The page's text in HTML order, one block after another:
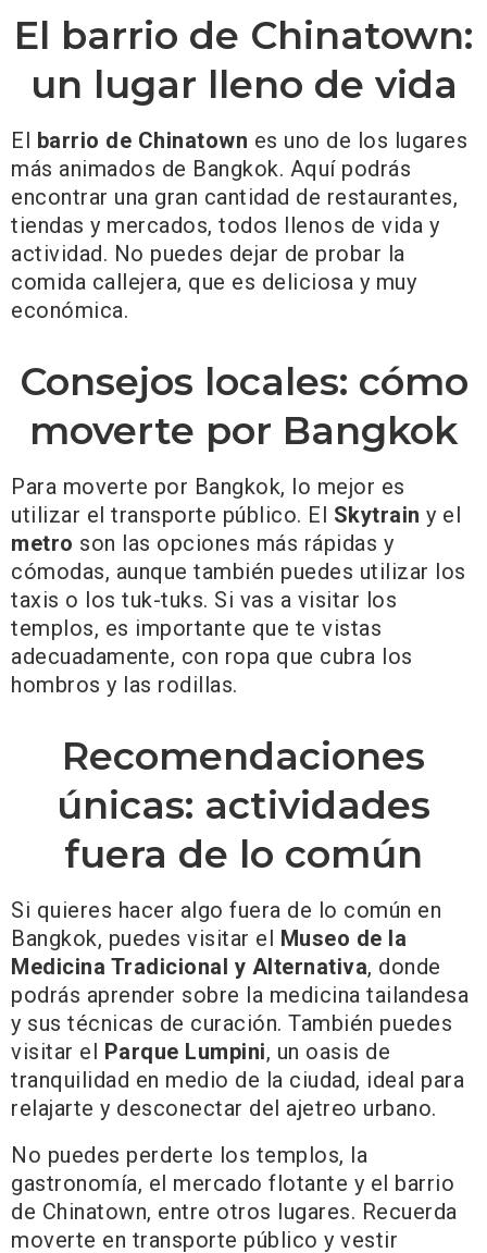
El barrio de Chinatown:
un lugar lleno de vida
El barrio de Chinatown es uno de los lugares
más animados de Bangkok. Aquí podrás
encontrar una gran cantidad de restaurantes,
tiendas y mercados, todos llenos de vida y
actividad. No puedes dejar de probar la
comida callejera, que es deliciosa y muy
económica.
Consejos locales: cómo
moverte por Bangkok
Para moverte por Bangkok, lo mejor es
utilizar el transporte público. El Skytrain y el
metro son las opciones más rápidas y
cómodas, aunque también puedes utilizar los
taxis o los tuk-tuks. Si vas a visitar los
templos, es importante que te vistas
adecuadamente, con ropa que cubra los
hombros y las rodillas.
Recomendaciones
únicas: actividades
fuera de lo común
Si quieres hacer algo fuera de lo común en
Bangkok, puedes visitar el Museo de la
Medicina Tradicional y Alternativa, donde
podrás aprender sobre la medicina tailandesa
y sus técnicas de curación. También puedes
visitar el Parque Lumpini, un oasis de
tranquilidad en medio de la ciudad, ideal para
relajarte y desconectar del ajetreo urbano.
No puedes perderte los templos, la
gastronomía, el mercado flotante y el barrio
de Chinatown, entre otros lugares. Recuerda
moverte en transporte público y vestir